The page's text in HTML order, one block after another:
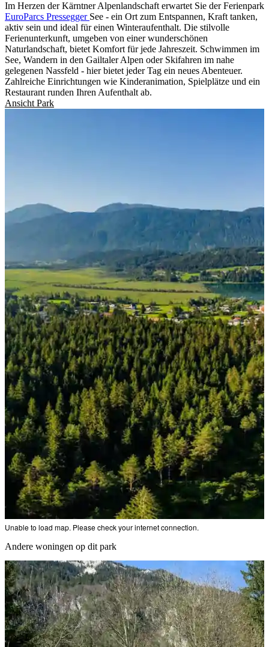
Im Herzen der Kärntner Alpenlandschaft erwartet Sie der Ferienpark
EuroParcs Pressegger See - ein Ort zum Entspannen, Kraft tanken,
aktiv sein und ideal für einen Winteraufenthalt. Die stilvolle
Ferienunterkunft, umgeben von einer wunderschönen
Naturlandschaft, bietet Komfort für jede Jahreszeit. Schwimmen im
See, Wandern in den Gailtaler Alpen oder Skifahren im nahe
gelegenen Nassfeld - hier bietet jeder Tag ein neues Abenteuer.
Zahlreiche Einrichtungen wie Kinderanimation, Spielplätze und ein
Restaurant runden Ihren Aufenthalt ab.
Ansicht Park
Unable to load map. Please check your internet connection.
Andere woningen op dit park